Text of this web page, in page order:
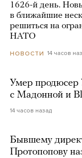
1626-й день.
в ближайшие
решиться на
НАТО
НОВОСТИ 14 часов
Умер продюсер
с Мадонной и
14 часов назад
Бывшему
Протопопову